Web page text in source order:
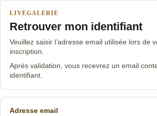
LIVEGALERIE
Retrouver mon identifiant
Veuillez saisir l’adresse email utilisée lors de
inscription.
Après validation, vous recevrez un email
identifiant.
Adresse email